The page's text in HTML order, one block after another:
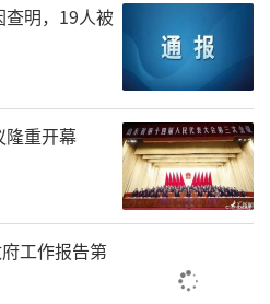
明，19人被
隆重开幕
工作报告第